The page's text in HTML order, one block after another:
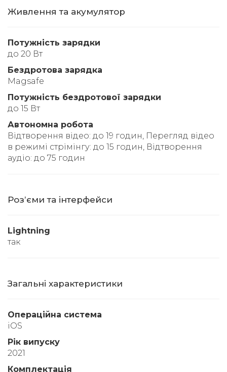
Живлення та акумулятор
Потужність зарядки
до 20 Вт
Бездротова зарядка
Magsafe
Потужність бездротової зарядки
до 15 Вт
Автономна робота
Відтворення відео: до 19 годин, Перегляд відео
в режимі стрімінгу: до 15 годин, Відтворення
аудіо: до 75 годин
Розʼєми та інтерфейси
Lightning
так
Загальні характеристики
Операційна система
iOS
Рік випуску
2021
Комплектація